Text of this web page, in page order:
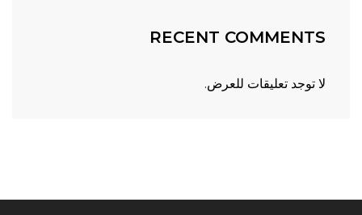
RECENT COMMENTS
لا توجد تعليقات للعرض.